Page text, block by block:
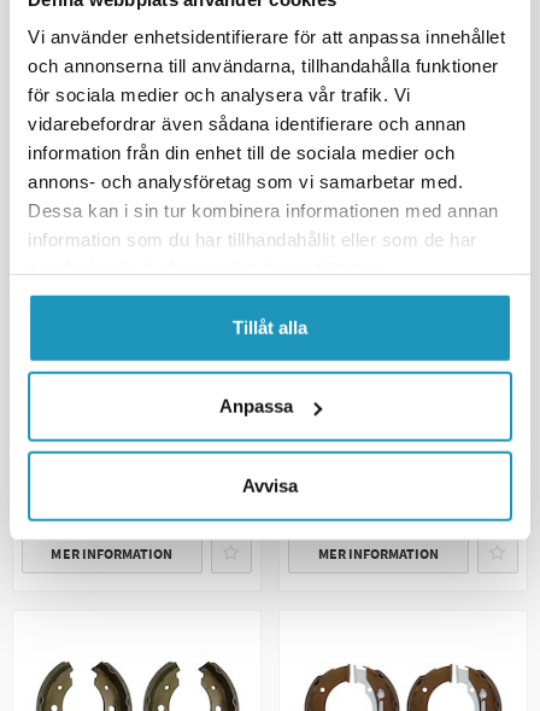
Vi använder enhetsidentifierare för att anpassa innehållet
och annonserna till användarna, tillhandahålla funktioner
för sociala medier och analysera vår trafik. Vi
vidarebefordrar även sådana identifierare och annan
information från din enhet till de sociala medier och
annons- och analysföretag som vi samarbetar med.
Dessa kan i sin tur kombinera informationen med annan
information som du har tillhandahållit eller som de har
Tillåt alla
Anpassa
Avvisa
SOMMARREA
VALERYD
1 691 kr
BESTÄLLNINGSVARA
MER INFORMATION
VALERYD
AR Set
841 kr
TILLFÄLLIGT SLUT
MER INFORMATION